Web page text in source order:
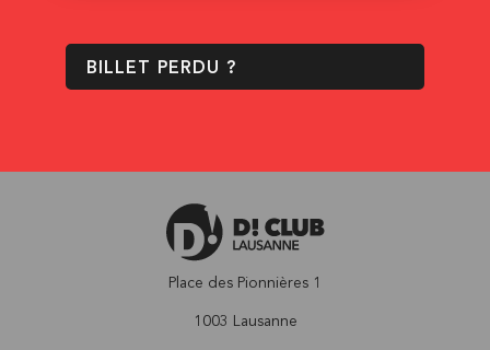
BILLET PERDU ?
Place des Pionnières 1
1003 Lausanne